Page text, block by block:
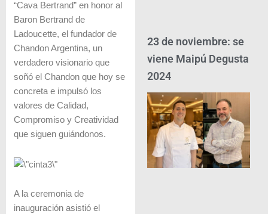
“Cava Bertrand” en honor al
Baron Bertrand de
Ladoucette, el fundador de
Chandon Argentina, un
verdadero visionario que
soñó el Chandon que hoy se
concreta e impulsó los
valores de Calidad,
Compromiso y Creatividad
que siguen guiándonos.
A la ceremonia de
inauguración asistió el
23 de noviembre: se
viene Maipú Degusta
2024